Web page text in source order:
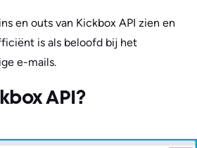
en outs van Kickbox API zien en
is als beloofd bij het
e-mails.
API?